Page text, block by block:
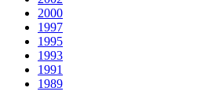
2000
1997
1995
1993
1991
1989